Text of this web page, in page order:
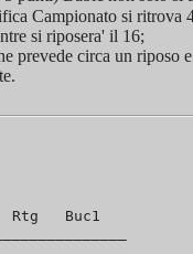
Campionato si ritrova
si riposera' il 16;
prevede circa un
Rtg   Buc1